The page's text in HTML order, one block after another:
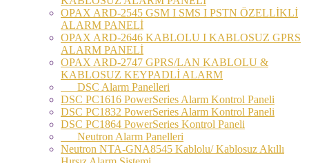
OPAX ARD-2545 GSM I SMS I PSTN ÖZELLİKLİ
ALARM PANELİ
OPAX ARD-2646 KABLOLU I KABLOSUZ GPRS
ALARM PANELİ
OPAX ARD-2747 GPRS/LAN KABLOLU &
KABLOSUZ KEYPADLİ ALARM
DSC Alarm Panelleri
DSC PC1616 PowerSeries Alarm Kontrol Paneli
DSC PC1832 PowerSeries Alarm Kontrol Paneli
DSC PC1864 PowerSeries Kontrol Paneli
Neutron Alarm Panelleri
Neutron NTA-GNA8545 Kablolu/ Kablosuz Akıllı